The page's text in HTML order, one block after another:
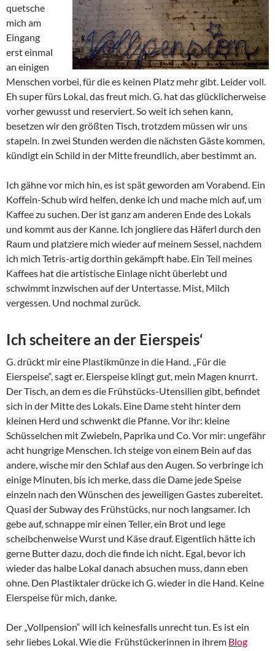
quetsche
mich am
Eingang
erst einmal
an einigen
Menschen vorbei, für die es keinen Platz mehr gibt. Leider voll.
Eh super fürs Lokal, das freut mich. G. hat das glücklicherweise
vorher gewusst und reserviert. So weit ich sehen kann,
besetzen wir den größten Tisch, trotzdem müssen wir uns
stapeln. In zwei Stunden werden die nächsten Gäste kommen,
kündigt ein Schild in der Mitte freundlich, aber bestimmt an.
Ich gähne vor mich hin, es ist spät geworden am Vorabend. Ein
Koffein-Schub wird helfen, denke ich und mache mich auf, um
Kaffee zu suchen. Der ist ganz am anderen Ende des Lokals
und kommt aus der Kanne. Ich jongliere das Häferl durch den
Raum und platziere mich wieder auf meinem Sessel, nachdem
ich mich Tetris-artig dorthin gekämpft habe. Ein Teil meines
Kaffees hat die artistische Einlage nicht überlebt und
schwimmt inzwischen auf der Untertasse. Mist, Milch
vergessen. Und nochmal zurück.
Ich scheitere an der Eierspeis‘
G. drückt mir eine Plastikmünze in die Hand. „Für die
Eierspeise“, sagt er. Eierspeise klingt gut, mein Magen knurrt.
Der Tisch, an dem es die Frühstücks-Utensilien gibt, befindet
sich in der Mitte des Lokals. Eine Dame steht hinter dem
kleinen Herd und schwenkt die Pfanne. Vor ihr: kleine
Schüsselchen mit Zwiebeln, Paprika und Co. Vor mir: ungefähr
acht hungrige Menschen. Ich steige von einem Bein auf das
andere, wische mir den Schlaf aus den Augen. So verbringe ich
einige Minuten, bis ich merke, dass die Dame jede Speise
einzeln nach den Wünschen des jeweiligen Gastes zubereitet.
Quasi der Subway des Frühstücks, nur noch langsamer. Ich
gebe auf, schnappe mir einen Teller, ein Brot und lege
scheibchenweise Wurst und Käse drauf. Eigentlich hätte ich
gerne Butter dazu, doch die finde ich nicht. Egal, bevor ich
wieder das halbe Lokal danach absuchen muss, dann eben
ohne. Den Plastiktaler drücke ich G. wieder in die Hand. Keine
Eierspeise für mich, danke.
Der „Vollpension“ will ich keinesfalls unrecht tun. Es ist ein
sehr liebes Lokal. Wie die Frühstückerinnen in ihrem Blog